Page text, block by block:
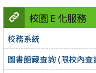
校園 E 化服務
校務系統
圖書館藏查詢 (限校內查